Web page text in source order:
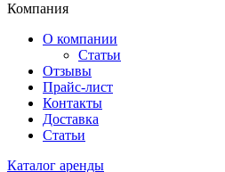
Компания
О компании
Статьи
Отзывы
Прайс-лист
Контакты
Доставка
Статьи
Каталог аренды